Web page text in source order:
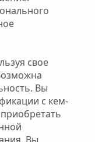
свое
Вы
с кем-